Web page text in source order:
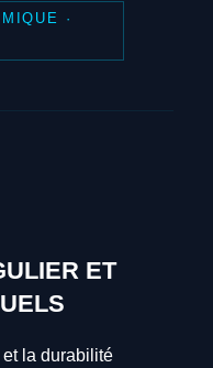
·
ET
la durabilité